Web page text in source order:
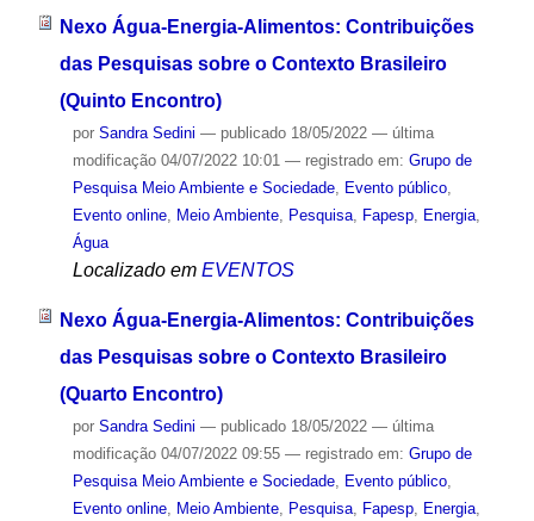
Nexo Água-Energia-Alimentos: Contribuições
das Pesquisas sobre o Contexto Brasileiro
(Quinto Encontro)
por Sandra Sedini — publicado18/05/2022 — última
modificação04/07/2022 10:01 — registrado em: Grupo de
Pesquisa Meio Ambiente e Sociedade, Evento público,
Evento online, Meio Ambiente, Pesquisa, Fapesp, Energia,
Água
Localizado em EVENTOS
Nexo Água-Energia-Alimentos: Contribuições
das Pesquisas sobre o Contexto Brasileiro
(Quarto Encontro)
por Sandra Sedini — publicado18/05/2022 — última
modificação04/07/2022 09:55 — registrado em: Grupo de
Pesquisa Meio Ambiente e Sociedade, Evento público,
Evento online, Meio Ambiente, Pesquisa, Fapesp, Energia,